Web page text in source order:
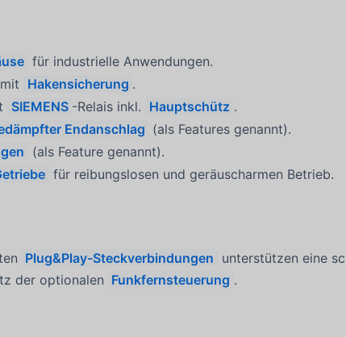
für industrielle Anwendungen.
mit Hakensicherung .
SIEMENS -Relais inkl. Hauptschütz .
Endanschlag (als Features genannt).
(als Feature genannt).
für reibungslosen und geräuscharmen Betrieb.
Plug&Play-Steckverbindungen unterstützen eine
der optionalen Funkfernsteuerung .